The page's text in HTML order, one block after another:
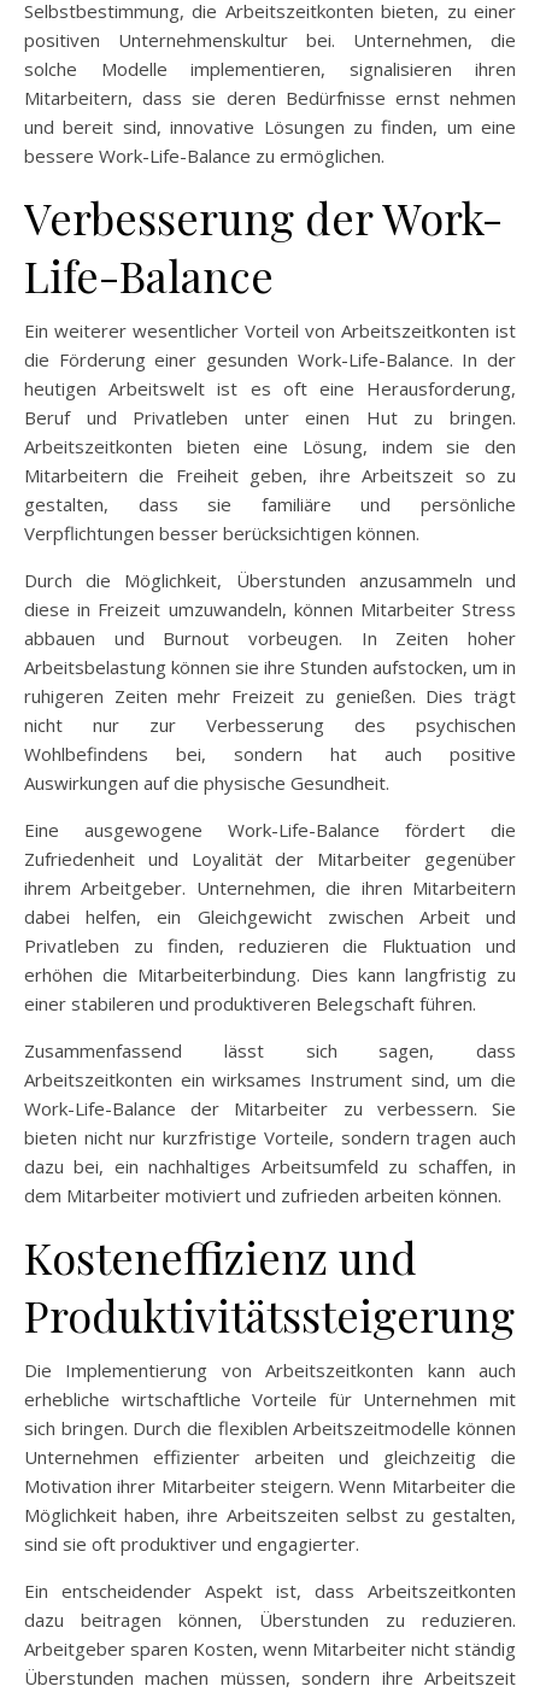
Selbstbestimmung, die Arbeitszeitkonten bieten, zu einer
positiven Unternehmenskultur bei. Unternehmen, die
solche Modelle implementieren, signalisieren ihren
Mitarbeitern, dass sie deren Bedürfnisse ernst nehmen
und bereit sind, innovative Lösungen zu finden, um eine
bessere Work-Life-Balance zu ermöglichen.
Verbesserung der Work-
Life-Balance
Ein weiterer wesentlicher Vorteil von Arbeitszeitkonten ist
die Förderung einer gesunden Work-Life-Balance. In der
heutigen Arbeitswelt ist es oft eine Herausforderung,
Beruf und Privatleben unter einen Hut zu bringen.
Arbeitszeitkonten bieten eine Lösung, indem sie den
Mitarbeitern die Freiheit geben, ihre Arbeitszeit so zu
gestalten, dass sie familiäre und persönliche
Verpflichtungen besser berücksichtigen können.
Durch die Möglichkeit, Überstunden anzusammeln und
diese in Freizeit umzuwandeln, können Mitarbeiter Stress
abbauen und Burnout vorbeugen. In Zeiten hoher
Arbeitsbelastung können sie ihre Stunden aufstocken, um in
ruhigeren Zeiten mehr Freizeit zu genießen. Dies trägt
nicht nur zur Verbesserung des psychischen
Wohlbefindens bei, sondern hat auch positive
Auswirkungen auf die physische Gesundheit.
Eine ausgewogene Work-Life-Balance fördert die
Zufriedenheit und Loyalität der Mitarbeiter gegenüber
ihrem Arbeitgeber. Unternehmen, die ihren Mitarbeitern
dabei helfen, ein Gleichgewicht zwischen Arbeit und
Privatleben zu finden, reduzieren die Fluktuation und
erhöhen die Mitarbeiterbindung. Dies kann langfristig zu
einer stabileren und produktiveren Belegschaft führen.
Zusammenfassend lässt sich sagen, dass
Arbeitszeitkonten ein wirksames Instrument sind, um die
Work-Life-Balance der Mitarbeiter zu verbessern. Sie
bieten nicht nur kurzfristige Vorteile, sondern tragen auch
dazu bei, ein nachhaltiges Arbeitsumfeld zu schaffen, in
dem Mitarbeiter motiviert und zufrieden arbeiten können.
Kosteneffizienz und
Produktivitätssteigerung
Die Implementierung von Arbeitszeitkonten kann auch
erhebliche wirtschaftliche Vorteile für Unternehmen mit
sich bringen. Durch die flexiblen Arbeitszeitmodelle können
Unternehmen effizienter arbeiten und gleichzeitig die
Motivation ihrer Mitarbeiter steigern. Wenn Mitarbeiter die
Möglichkeit haben, ihre Arbeitszeiten selbst zu gestalten,
sind sie oft produktiver und engagierter.
Ein entscheidender Aspekt ist, dass Arbeitszeitkonten
dazu beitragen können, Überstunden zu reduzieren.
Arbeitgeber sparen Kosten, wenn Mitarbeiter nicht ständig
Überstunden machen müssen, sondern ihre Arbeitszeit